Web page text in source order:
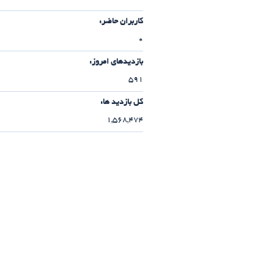
کاربران حاضر:
0
بازدیدهای امروز:
591
کل بازدید ها:
1,568,474